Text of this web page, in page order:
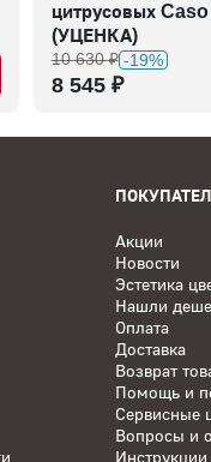
цитрусовых
(УЦЕНКА)
10 630 ₽ -19%
8 545 ₽
Акции
Новости
Эстетика
Нашли
Оплата
Доставка
Возврат
Помощь и
Сервисные
Вопросы и
Инструкции